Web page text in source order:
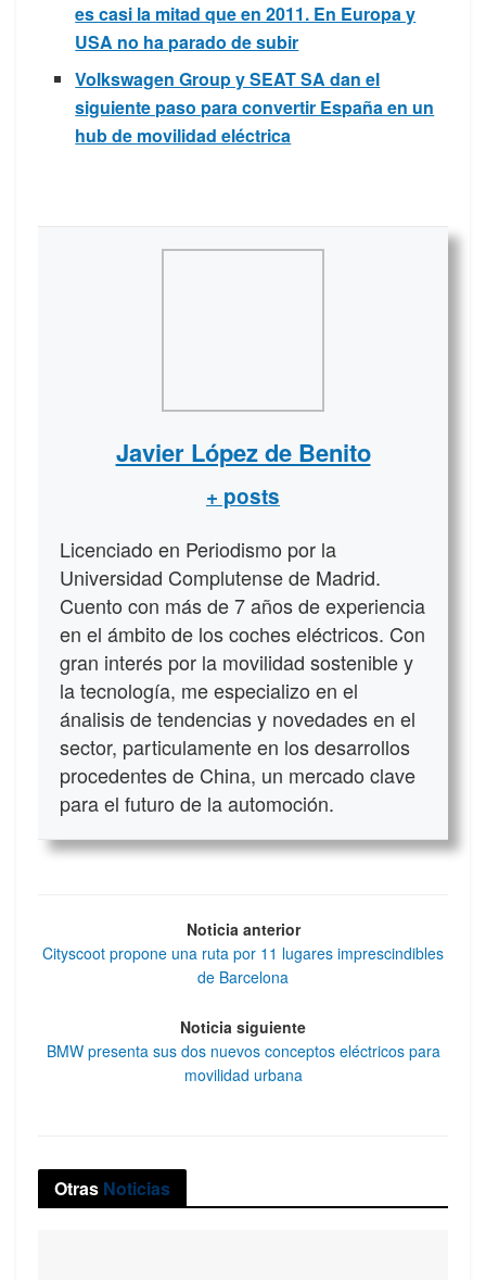
es casi la mitad que en 2011. En Europa y
USA no ha parado de subir
Volkswagen Group y SEAT SA dan el
siguiente paso para convertir España en un
hub de movilidad eléctrica
Javier López de Benito
+ posts
Licenciado en Periodismo por la
Universidad Complutense de Madrid.
Cuento con más de 7 años de experiencia
en el ámbito de los coches eléctricos. Con
gran interés por la movilidad sostenible y
la tecnología, me especializo en el
ánalisis de tendencias y novedades en el
sector, particulamente en los desarrollos
procedentes de China, un mercado clave
para el futuro de la automoción.
Noticia anterior
Cityscoot propone una ruta por 11 lugares imprescindibles
de Barcelona
Noticia siguiente
BMW presenta sus dos nuevos conceptos eléctricos para
movilidad urbana
Otras Noticias